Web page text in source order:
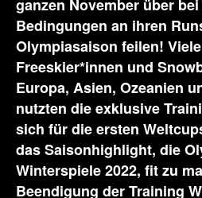
ganzen November über
Bedingungen an ihren
Olympiasaison feilen!
Freeskier*innen und
Europa, Asien, Ozeanien
nutzten die exklusive
sich für die ersten
das Saisonhighlight, die
Winterspiele 2022, fit zu
Beendigung der Training